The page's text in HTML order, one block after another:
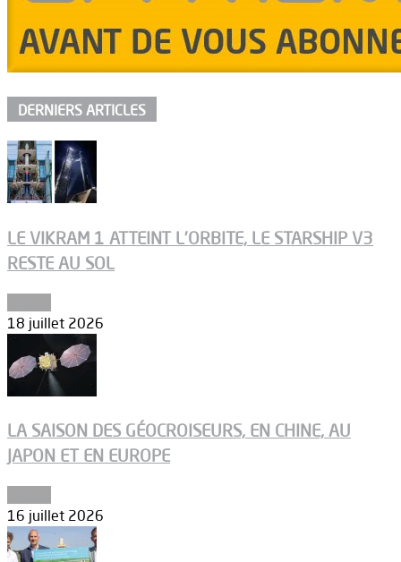
DERNIERS ARTICLES
LE VIKRAM 1 ATTEINT L’ORBITE, LE STARSHIP V3
RESTE AU SOL
18 juillet 2026
LA SAISON DES GÉOCROISEURS, EN CHINE, AU
JAPON ET EN EUROPE
16 juillet 2026